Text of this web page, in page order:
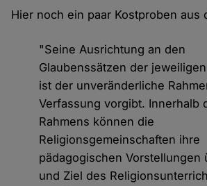
Hier noch ein paar Kostproben aus
"Seine Ausrichtung an den
Glaubenssätzen der
ist der unveränderliche
Verfassung vorgibt. Innerhalb
Rahmens können die
Religionsgemeinschaften ihre
pädagogischen Vorstellungen
und Ziel des